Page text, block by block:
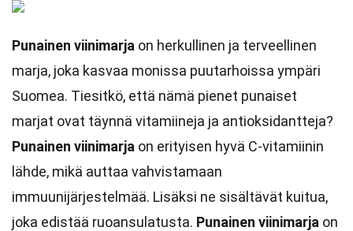
Punainen viinimarja on herkullinen ja terveellinen
marja, joka kasvaa monissa puutarhoissa ympäri
Suomea. Tiesitkö, että nämä pienet punaiset
marjat ovat täynnä vitamiineja ja antioksidantteja?
Punainen viinimarja on erityisen hyvä C-vitamiinin
lähde, mikä auttaa vahvistamaan
immuunijärjestelmää. Lisäksi ne sisältävät kuitua,
joka edistää ruoansulatusta. Punainen viinimarja on